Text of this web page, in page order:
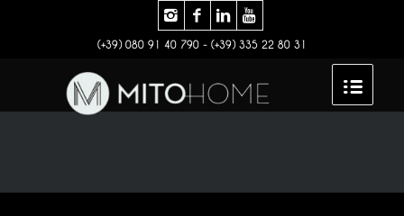
(+39) 080 91 40 790 - (+39) 335 22 80 31